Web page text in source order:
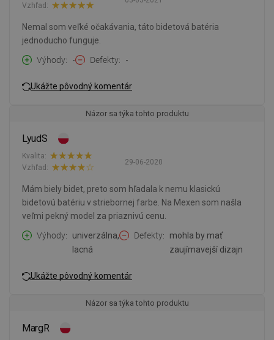
Vzhľad:
Nemal som veľké očakávania, táto bidetová batéria
jednoducho funguje.
Výhody
- Defekty -
Ukážte pôvodný komentár
Názor sa týka tohto produktu
LyudS
29-06-2020
Kvalita:
Vzhľad:
Mám biely bidet, preto som hľadala k nemu klasickú
bidetovú batériu v striebornej farbe. Na Mexen som našla
veľmi pekný model za priaznivú cenu.
Výhody
univerzálna,
lacná
Defekty
mohla by mať
zaujímavejší dizajn
Ukážte pôvodný komentár
Názor sa týka tohto produktu
MargR